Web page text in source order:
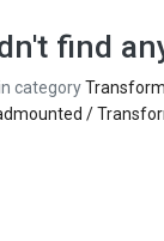
find
category
/